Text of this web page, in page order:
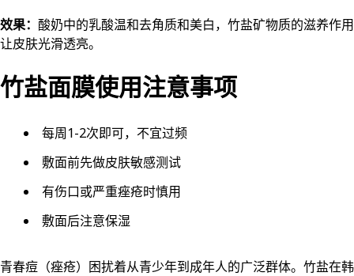
效果： 酸奶中的乳酸温和去角质和美白，竹盐矿物质的滋养作用
让皮肤光滑透亮。
竹盐面膜使用注意事项
每周1-2次即可，不宜过频
敷面前先做皮肤敏感测试
有伤口或严重痤疮时慎用
敷面后注意保湿
青春痘（痤疮）困扰着从青少年到成年人的广泛群体。竹盐在韩